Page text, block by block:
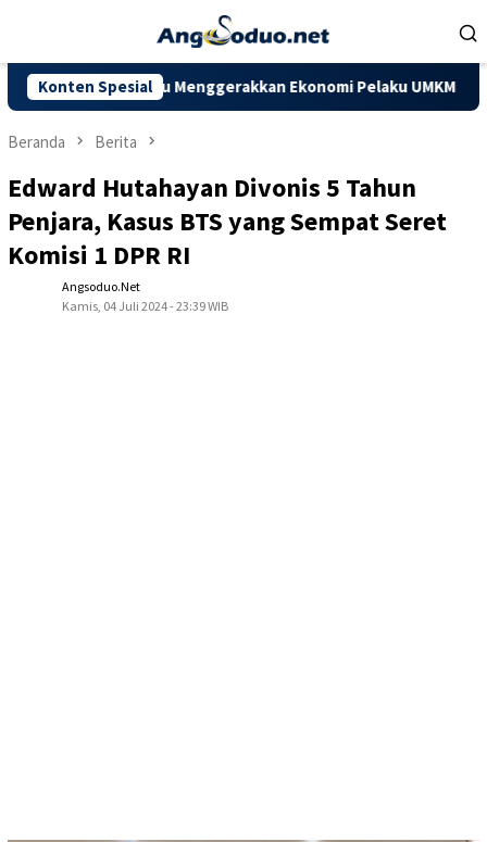
Konten Spesial
Menggerakkan Ekonomi Pelaku UMKM Dorong
Beranda Berita
Edward Hutahayan Divonis 5 Tahun
Penjara, Kasus BTS yang Sempat Seret
Komisi 1 DPR RI
Angsoduo.net
Kamis, 04 Juli 2024 - 23:39 WIB